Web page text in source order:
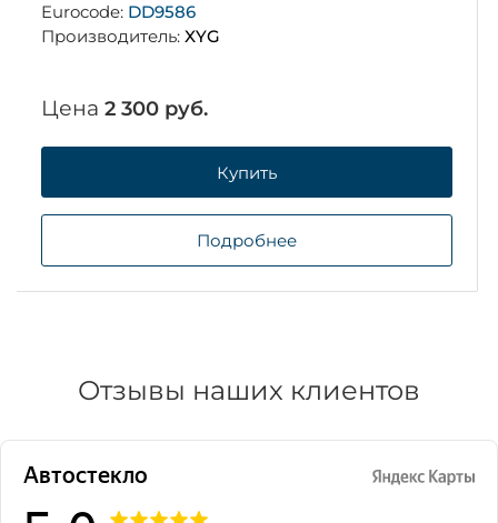
Eurocode: DD9586
Производитель: XYG
Цена 2 300 руб.
Купить
Подробнее
Отзывы наших клиентов